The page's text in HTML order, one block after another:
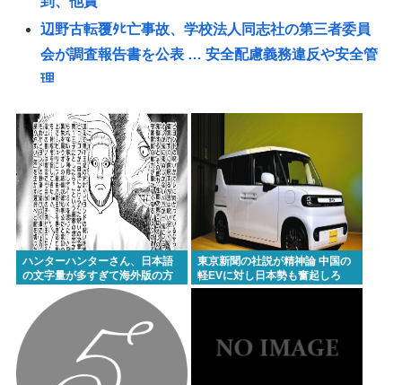
辺野古転覆ﾀﾋ亡事故、学校法人同志社の第三者委員
会が調査報告書を公表 … 安全配慮義務違反や安全管
理
【国際結婚】24歳ウクライナ人妻、老化批判に反
論！ネット騒然
〈満員山手線にベビーカーで炎上〉「折りたたまず
乗車できる」はずなのに…JR東日本が示した見解
マチアプ女と会ってきたんやが職業詐称して病気も
隠してたんやが
【悲報】38歳男性、交際相手と海岸を散歩中に波に
【最新画像】雛形あきこ(48)、22年ぶり写真集発売！
お●ぱいは健在だった！
ハンターハンターさん、日本語
の文字量が多すぎて海外版の方
がいいんじゃないかと話題に
東京新聞の社説が精神論 中国の
軽EVに対し日本勢も奮起しろ